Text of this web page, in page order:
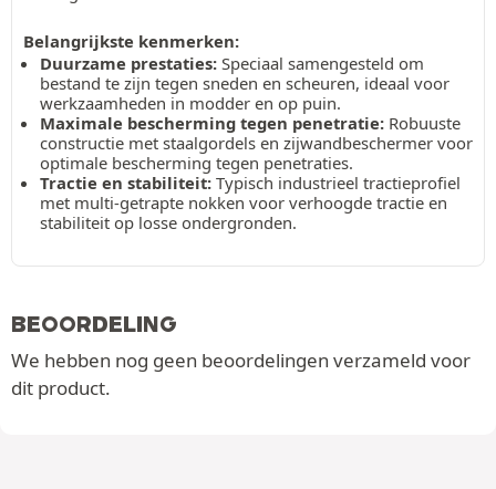
Belangrijkste kenmerken:
Duurzame prestaties: Speciaal samengesteld om
bestand te zijn tegen sneden en scheuren, ideaal voor
werkzaamheden in modder en op puin.
Maximale bescherming tegen penetratie: Robuuste
constructie met staalgordels en zijwandbeschermer voor
optimale bescherming tegen penetraties.
Tractie en stabiliteit: Typisch industrieel tractieprofiel
met multi-getrapte nokken voor verhoogde tractie en
stabiliteit op losse ondergronden.
BEOORDELING
We hebben nog geen beoordelingen verzameld voor
dit product.